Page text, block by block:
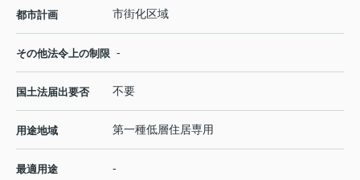
都市計画 市街化区域
その他法令上の制限 -
国土法届出要否 不要
用途地域 第一種低層住居専用
最適用途 -